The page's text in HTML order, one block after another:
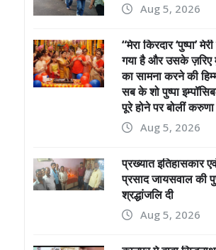
Aug 5, 2026
“मेरा किरदार ‘पुष्पा’
गया है और उसके ज़रिए
का सामना करने की
सब के शो पुष्पा
पूरे होने पर बोलीं
Aug 5, 2026
प्रख्यात इतिहासकार
प्रसाद जायसवाल की
श्रद्धांजलि दी
Aug 5, 2026